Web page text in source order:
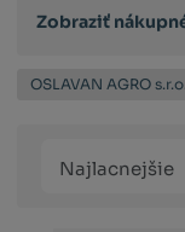
Zobraziť
OSLAVAN AGRO s.r.o.
produktů